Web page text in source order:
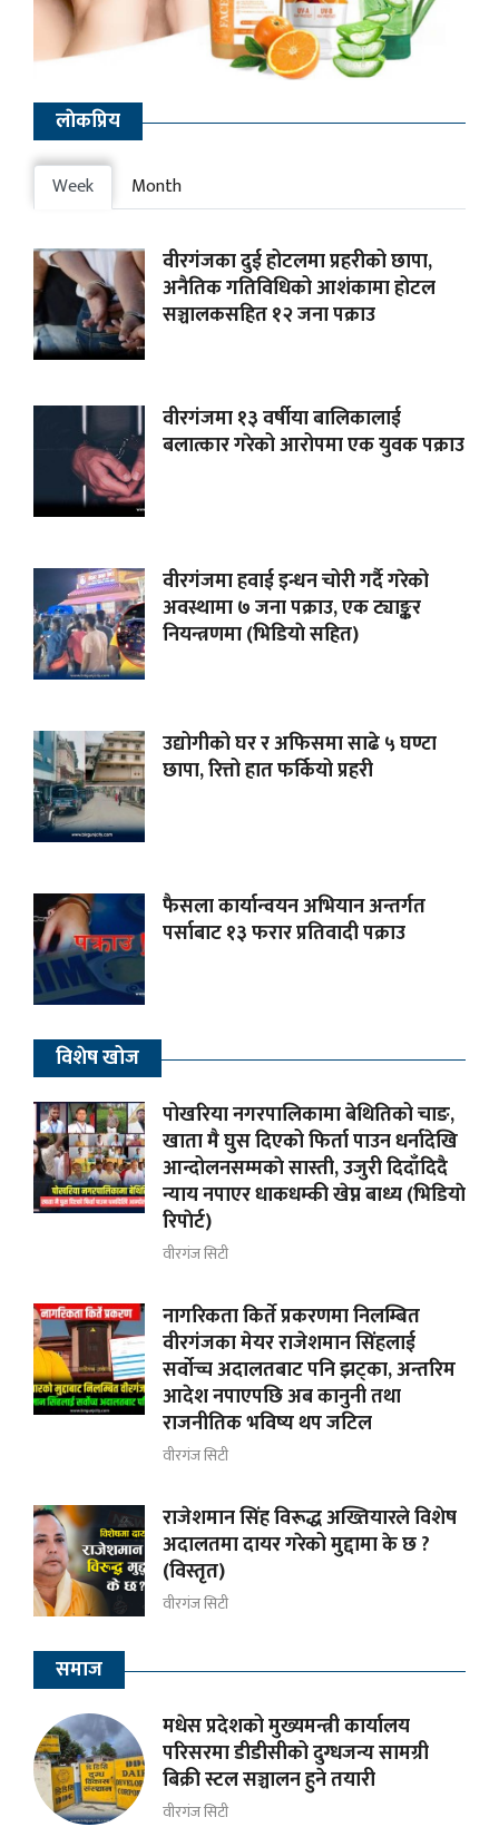
लाेकप्रिय
Week Month
वीरगंजका दुई होटलमा प्रहरीको छापा,
अनैतिक गतिविधिको आशंकामा होटल
सञ्चालकसहित १२ जना पक्राउ
वीरगंजमा १३ वर्षीया बालिकालाई
बलात्कार गरेको आरोपमा एक युवक पक्राउ
वीरगंजमा हवाई इन्धन चोरी गर्दै गरेको
अवस्थामा ७ जना पक्राउ, एक ट्याङ्कर
नियन्त्रणमा (भिडियाे सहित)
उद्योगीको घर र अफिसमा साढे ५ घण्टा
छापा, रित्तो हात फर्कियो प्रहरी
फैसला कार्यान्वयन अभियान अन्तर्गत
पर्साबाट १३ फरार प्रतिवादी पक्राउ
विशेष खोज
पोखरिया नगरपालिकामा बेथितिको चाङ,
खाता मै घुस दिएको फिर्ता पाउन धर्नादेखि
आन्दोलनसम्मकाे सास्ती, उजुरी दिदाँदिदै
न्याय नपाएर धाकधम्की खेप्न बाध्य (भिडियाे
रिपाेर्ट)
वीरगंज सिटी
नागरिकता किर्ते प्रकरणमा निलम्बित
वीरगंजका मेयर राजेशमान सिंहलाई
सर्वोच्च अदालतबाट पनि झट्का, अन्तरिम
आदेश नपाएपछि अब कानुनी तथा
राजनीतिक भविष्य थप जटिल
वीरगंज सिटी
राजेशमान सिंह विरूद्ध अख्तियारले विशेष
अदालतमा दायर गरेको मुद्दामा के छ ?
(विस्तृत)
वीरगंज सिटी
समाज
मधेस प्रदेशको मुख्यमन्त्री कार्यालय
परिसरमा डीडीसीको दुग्धजन्य सामग्री
बिक्री स्टल सञ्चालन हुने तयारी
वीरगंज सिटी